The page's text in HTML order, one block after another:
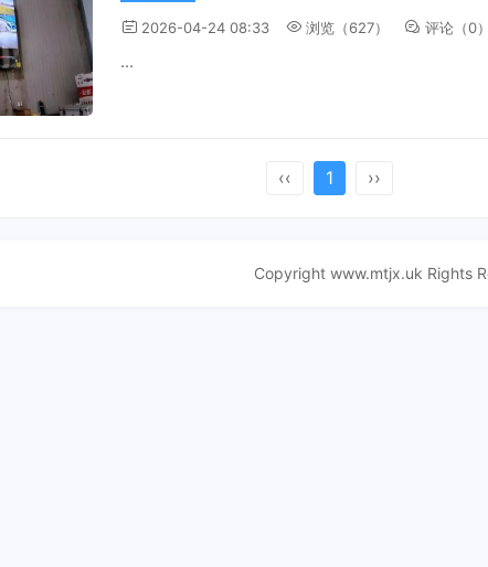
2026-04-24 08:33 浏览（627） 评论（0）
...
‹‹ 1 ››
Copyright www.mtjx.uk Rights